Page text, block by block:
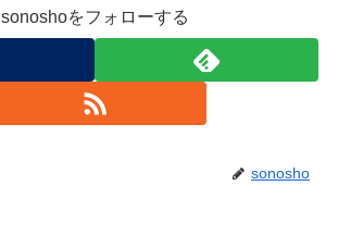
sonoshoをフォローする
sonosho